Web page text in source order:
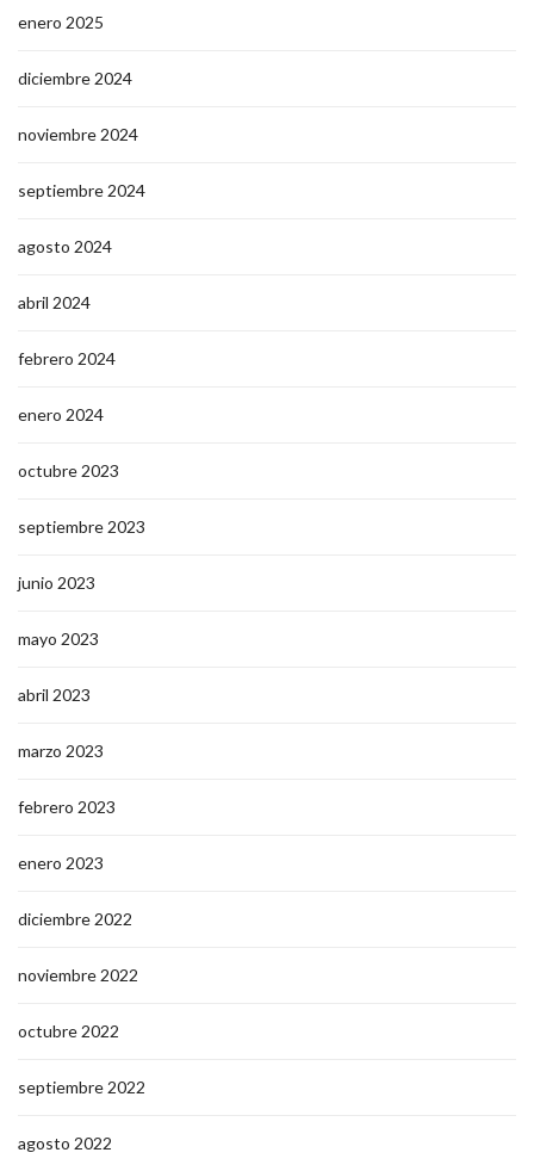
enero 2025
diciembre 2024
noviembre 2024
septiembre 2024
agosto 2024
abril 2024
febrero 2024
enero 2024
octubre 2023
septiembre 2023
junio 2023
mayo 2023
abril 2023
marzo 2023
febrero 2023
enero 2023
diciembre 2022
noviembre 2022
octubre 2022
septiembre 2022
agosto 2022